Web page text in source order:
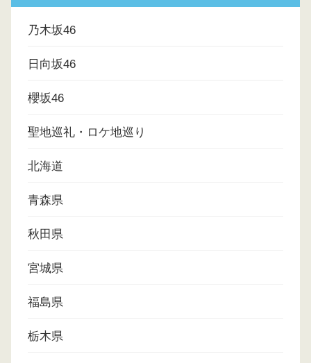
乃木坂46
日向坂46
櫻坂46
聖地巡礼・ロケ地巡り
北海道
青森県
秋田県
宮城県
福島県
栃木県